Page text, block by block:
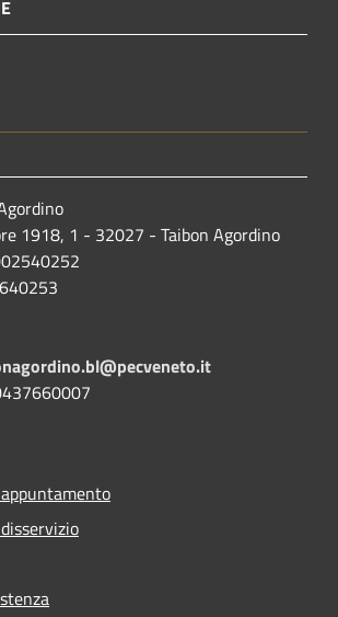
1918, 1 - 32027 - Taibon Agordino